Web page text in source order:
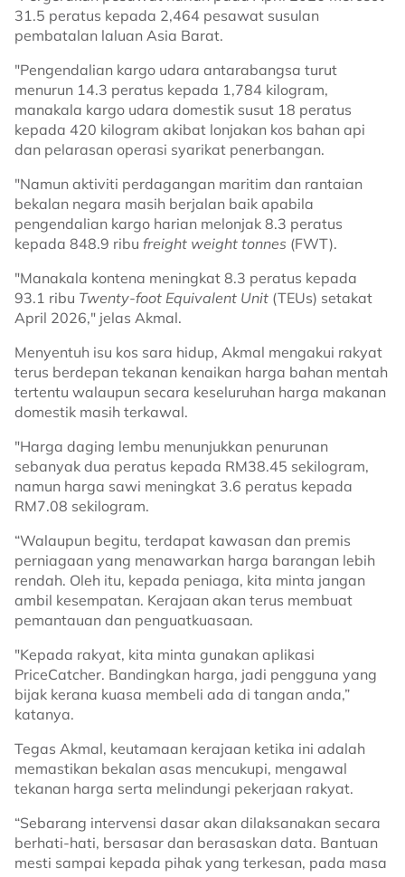
31.5 peratus kepada 2,464 pesawat susulan
pembatalan laluan Asia Barat.
"Pengendalian kargo udara antarabangsa turut
menurun 14.3 peratus kepada 1,784 kilogram,
manakala kargo udara domestik susut 18 peratus
kepada 420 kilogram akibat lonjakan kos bahan api
dan pelarasan operasi syarikat penerbangan.
"Namun aktiviti perdagangan maritim dan rantaian
bekalan negara masih berjalan baik apabila
pengendalian kargo harian melonjak 8.3 peratus
kepada 848.9 ribu freight weight tonnes (FWT).
"Manakala kontena meningkat 8.3 peratus kepada
93.1 ribu Twenty-foot Equivalent Unit (TEUs) setakat
April 2026," jelas Akmal.
Menyentuh isu kos sara hidup, Akmal mengakui rakyat
terus berdepan tekanan kenaikan harga bahan mentah
tertentu walaupun secara keseluruhan harga makanan
domestik masih terkawal.
"Harga daging lembu menunjukkan penurunan
sebanyak dua peratus kepada RM38.45 sekilogram,
namun harga sawi meningkat 3.6 peratus kepada
RM7.08 sekilogram.
“Walaupun begitu, terdapat kawasan dan premis
perniagaan yang menawarkan harga barangan lebih
rendah. Oleh itu, kepada peniaga, kita minta jangan
ambil kesempatan. Kerajaan akan terus membuat
pemantauan dan penguatkuasaan.
"Kepada rakyat, kita minta gunakan aplikasi
PriceCatcher. Bandingkan harga, jadi pengguna yang
bijak kerana kuasa membeli ada di tangan anda,”
katanya.
Tegas Akmal, keutamaan kerajaan ketika ini adalah
memastikan bekalan asas mencukupi, mengawal
tekanan harga serta melindungi pekerjaan rakyat.
“Sebarang intervensi dasar akan dilaksanakan secara
berhati-hati, bersasar dan berasaskan data. Bantuan
mesti sampai kepada pihak yang terkesan, pada masa